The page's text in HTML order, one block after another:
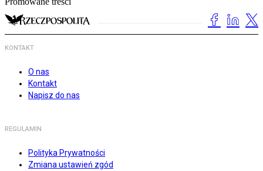
KONTAKT
O nas
Kontakt
Napisz do nas
REGULAMIN
Polityka Prywatności
Zmiana ustawień zgód